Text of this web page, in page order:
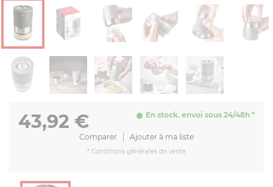
43,92 €
Comparer Ajouter à ma liste
En stock. envoi sous 24/48h *
* Conditions générales de vente